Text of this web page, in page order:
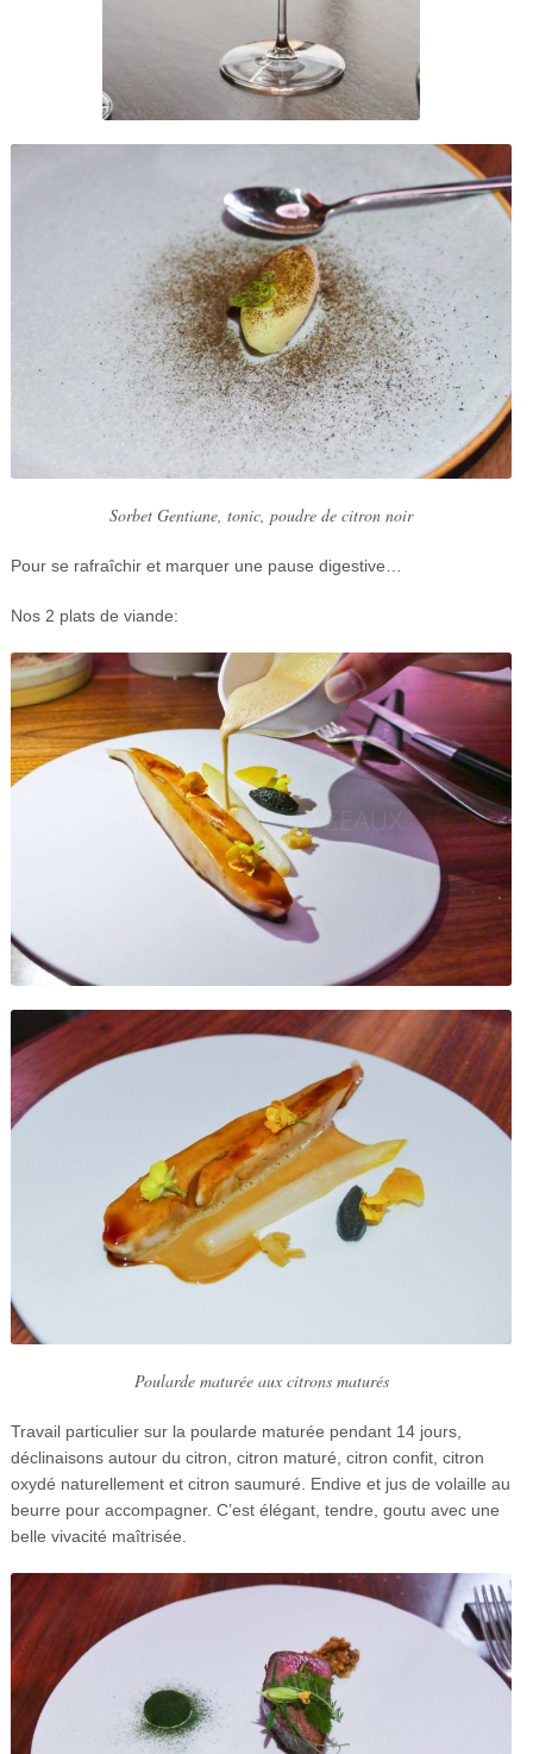
Sorbet Gentiane, tonic, poudre de citron noir
Pour se rafraîchir et marquer une pause digestive…
Nos 2 plats de viande:
Poularde maturée aux citrons maturés
Travail particulier sur la poularde maturée pendant 14 jours,
déclinaisons autour du citron, citron maturé, citron confit, citron
oxydé naturellement et citron saumuré. Endive et jus de volaille au
beurre pour accompagner. C’est élégant, tendre, goutu avec une
belle vivacité maîtrisée.